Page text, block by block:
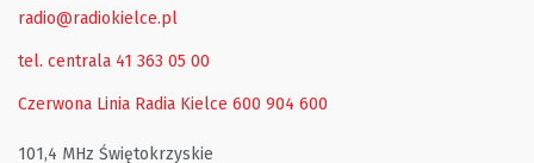
radio@radiokielce.pl
tel. centrala 41 363 05 00
Czerwona Linia Radia Kielce 600 904 600
101,4 MHz Świętokrzyskie